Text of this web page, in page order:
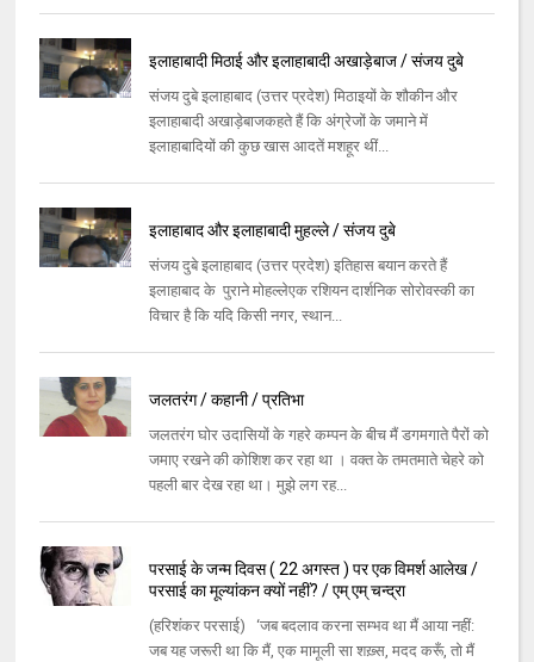
इलाहाबादी मिठाई और इलाहाबादी अखाड़ेबाज / संजय दुबे
संजय दुबे इलाहाबाद (उत्तर प्रदेश) मिठाइयों के शौकीन और
इलाहाबादी अखाड़ेबाजकहते हैं कि अंग्रेजों के जमाने में
इलाहाबादियों की कुछ खास आदतें मशहूर थीं...
इलाहाबाद और इलाहाबादी मुहल्ले / संजय दुबे
संजय दुबे इलाहाबाद (उत्तर प्रदेश) इतिहास बयान करते हैं
इलाहाबाद के पुराने मोहल्लेएक रशियन दार्शनिक सोरोवस्की का
विचार है कि यदि किसी नगर, स्थान...
जलतरंग / कहानी / प्रतिभा
जलतरंग घोर उदासियों के गहरे कम्पन के बीच मैं डगमगाते पैरों को
जमाए रखने की कोशिश कर रहा था । वक्त के तमतमाते चेहरे को
पहली बार देख रहा था। मुझे लग रह...
परसाई के जन्म दिवस ( 22 अगस्त ) पर एक विमर्श आलेख /
परसाई का मूल्यांकन क्यों नहीं? / एम् एम् चन्द्रा
(हरिशंकर परसाई) ‘जब बदलाव करना सम्भव था मैं आया नहीं:
जब यह जरूरी था कि मैं, एक मामूली सा शख़्स, मदद करूँ, तो मैं